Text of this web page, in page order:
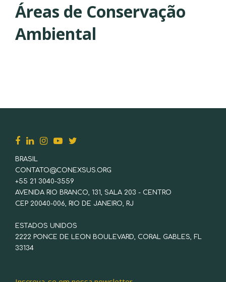
Áreas de Conservação
Ambiental
BRASIL
CONTATO@CONEXSUS.ORG
+55 21 3040-3559
AVENIDA RIO BRANCO, 131, SALA 203 - CENTRO
CEP 20040-006, RIO DE JANEIRO, RJ
ESTADOS UNIDOS
2222 PONCE DE LEON BOULEVARD, CORAL GABLES, FL
33134